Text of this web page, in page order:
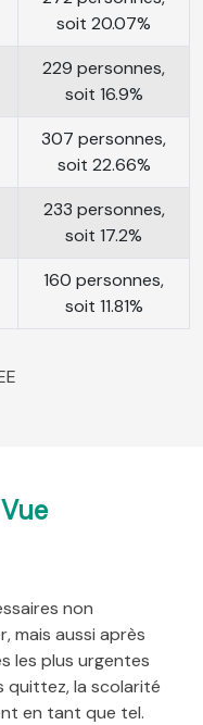
soit 20.07%
229 personnes,
soit 16.9%
307 personnes,
soit 22.66%
233 personnes,
soit 17.2%
160 personnes,
soit 11.81%
non
mais aussi après
les plus urgentes
quittez, la scolarité
en tant que tel.